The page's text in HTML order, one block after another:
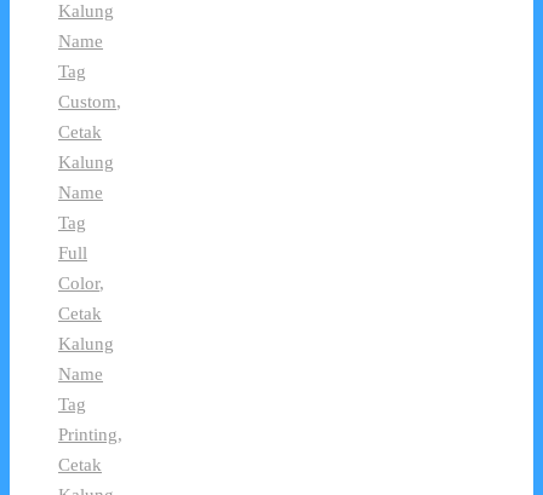
Kalung
Name
Tag
Custom,
Cetak
Kalung
Name
Tag
Full
Color,
Cetak
Kalung
Name
Tag
Printing,
Cetak